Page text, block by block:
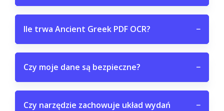
Ile trwa Ancient Greek PDF OCR? −
Czy moje dane są bezpieczne? −
Czy narzędzie zachowuje układ wydań
−